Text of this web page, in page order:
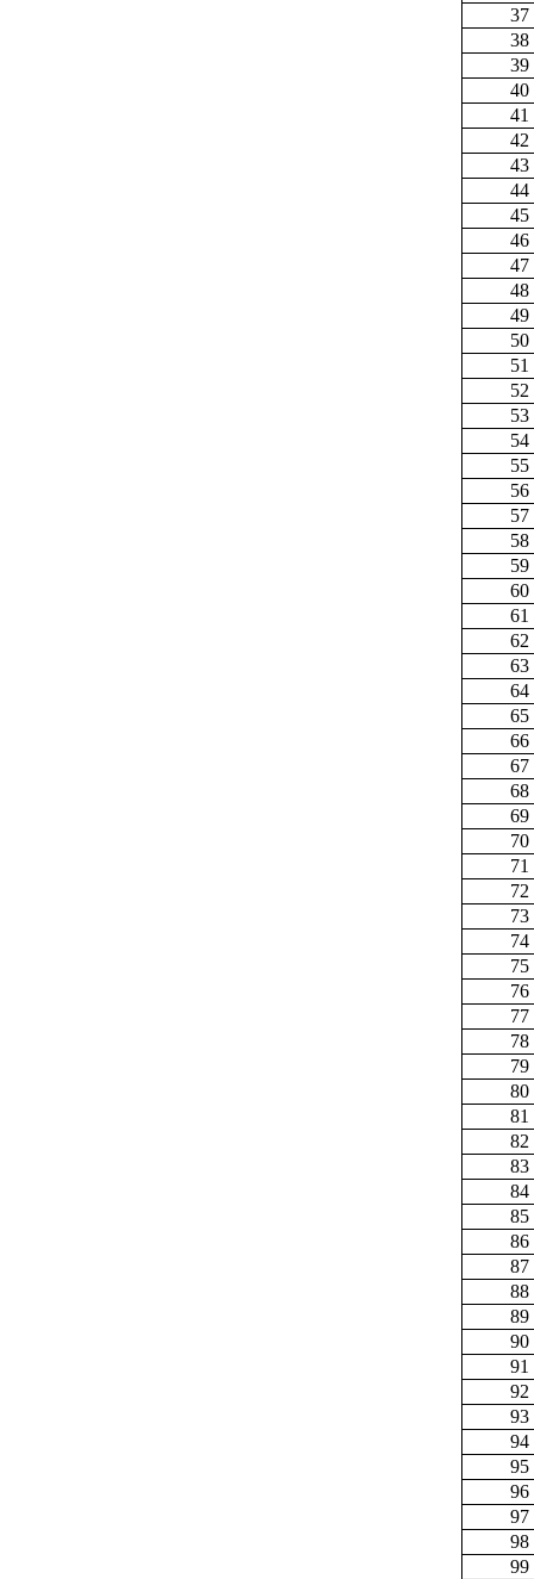
37
38
39
40
41
42
43
44
45
46
47
48
49
50
51
52
53
54
55
56
57
58
59
60
61
62
63
64
65
66
67
68
69
70
71
72
73
74
75
76
77
78
79
80
81
82
83
84
85
86
87
88
89
90
91
92
93
94
95
96
97
98
99